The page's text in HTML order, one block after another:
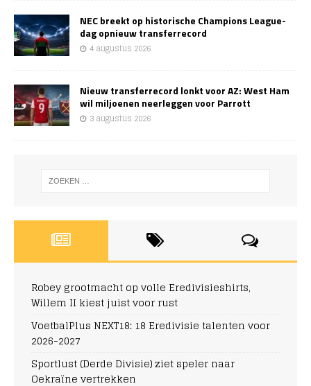
NEC breekt op historische Champions League-
dag opnieuw transferrecord
4 augustus 2026
Nieuw transferrecord lonkt voor AZ: West Ham
wil miljoenen neerleggen voor Parrott
3 augustus 2026
Robey grootmacht op volle Eredivisieshirts,
Willem II kiest juist voor rust
VoetbalPlus NEXT18: 18 Eredivisie talenten voor
2026-2027
Sportlust (Derde Divisie) ziet speler naar
Oekraïne vertrekken